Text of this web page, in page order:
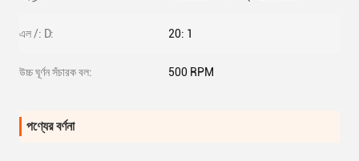
এল /: D: 20: 1
উচ্চ ঘূর্ণন সঁচারক বল: 500 RPM
পণ্যের বর্ণনা